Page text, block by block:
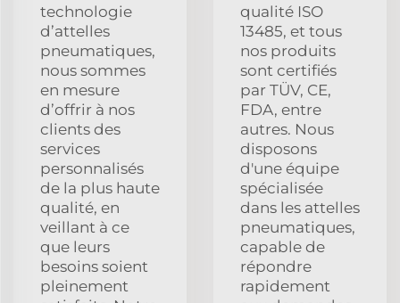
technologie
d’attelles
pneumatiques,
nous sommes
en mesure
d’offrir à nos
clients des
services
personnalisés
de la plus haute
qualité, en
veillant à ce
que leurs
besoins soient
pleinement
qualité ISO
13485, et tous
nos produits
sont certifiés
par TÜV, CE,
FDA, entre
autres. Nous
disposons
d'une équipe
spécialisée
dans les attelles
pneumatiques,
capable de
répondre
rapidement